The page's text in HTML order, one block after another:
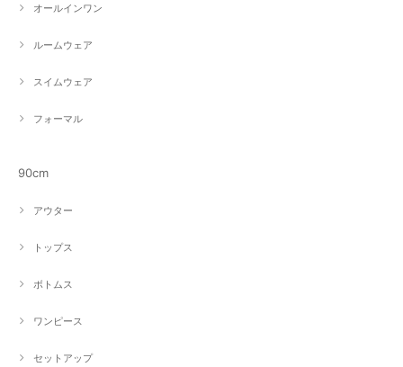
オールインワン
ルームウェア
スイムウェア
フォーマル
90cm
アウター
トップス
ボトムス
ワンピース
セットアップ